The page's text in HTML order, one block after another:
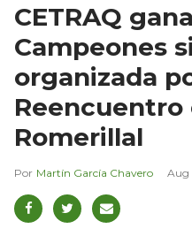
CETRAQ
Campeones
organizada
Reencuentro
Romerillal
Martín García Chavero Aug